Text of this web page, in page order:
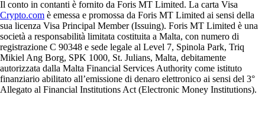
Il conto in contanti è fornito da Foris MT Limited. La carta Visa
Crypto.com è emessa e promossa da Foris MT Limited ai sensi della
sua licenza Visa Principal Member (Issuing). Foris MT Limited è una
società a responsabilità limitata costituita a Malta, con numero di
registrazione C 90348 e sede legale al Level 7, Spinola Park, Triq
Mikiel Ang Borg, SPK 1000, St. Julians, Malta, debitamente
autorizzata dalla Malta Financial Services Authority come istituto
finanziario abilitato all’emissione di denaro elettronico ai sensi del 3°
Allegato al Financial Institutions Act (Electronic Money Institutions).